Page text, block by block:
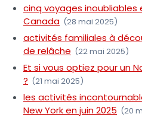
cinq voyages inoubliables
Canada (28 mai 2025)
activités familiales à
de relâche (22 mai 2025)
Et si vous optiez pour un
? (21 mai 2025)
les activités
New York en juin 2025 (20